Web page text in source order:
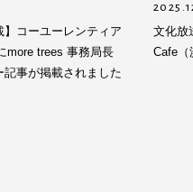
】コーユーレンティア
more trees 事務局長
事が掲載されました
文化放
Cafe（